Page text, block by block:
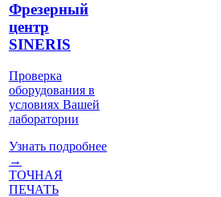
Фрезерный
центр
SINERIS
Проверка
оборудования в
условиях Вашей
лаборатории
Узнать подробнее
→
ТОЧНАЯ
ПЕЧАТЬ